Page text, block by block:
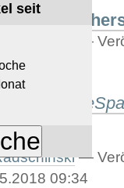
seit
—
11:49
DSD
—
09:34